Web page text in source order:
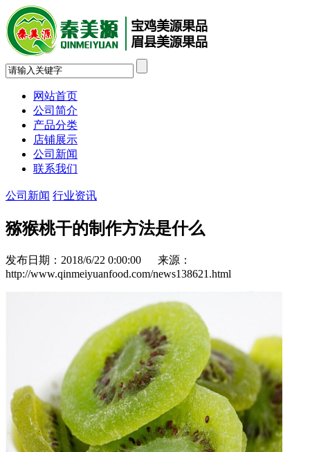
网站首页
公司简介
产品分类
店铺展示
公司新闻
联系我们
公司新闻 行业资讯
猕猴桃干的制作方法是什么
发布日期：2018/6/22 0:00:00 来源：
http://www.qinmeiyuanfood.com/news138621.html